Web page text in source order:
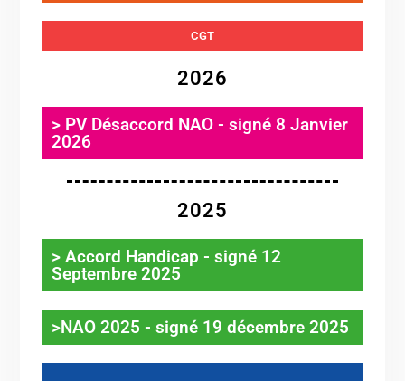
CGT
2026
> PV Désaccord NAO - signé 8 Janvier
2026
2025
> Accord Handicap - signé 12
Septembre 2025
>NAO 2025 - signé 19 décembre 2025